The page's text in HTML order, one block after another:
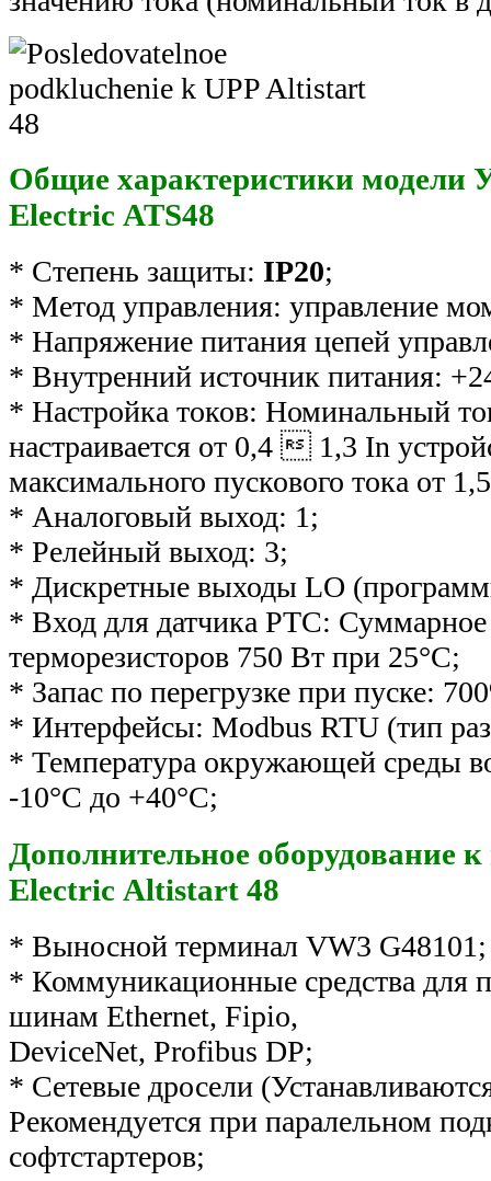
Общие характеристики модели
Electric ATS48
* Степень защиты: IP20;
* Метод управления: управление
* Напряжение питания цепей
* Внутренний источник питания:
* Настройка токов: Номинальный
настраивается от 0,4  1,3 In
максимального пускового тока от
* Аналоговый выход: 1;
* Релейный выход: 3;
* Дискретные выходы LO
* Вход для датчика PTC:
терморезисторов 750 Вт при 25°C;
* Запас по перегрузке при пуске:
* Интерфейсы: Modbus RTU (тип
* Температура окружающей среды
-10°С до +40°С;
Дополнительное оборудование
Electric Altistart 48
* Выносной терминал VW3 G48101;
* Коммуникационные средства для
шинам Ethernet, Fipio,
DeviceNet, Profibus DP;
* Сетевые дросели
Рекомендуется при паралельном
софтстартеров;